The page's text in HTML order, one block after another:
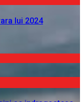
lui 2024